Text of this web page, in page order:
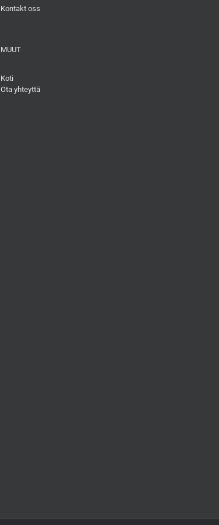
Kontakt oss
MUUT
Koti
Ota yhteyttä